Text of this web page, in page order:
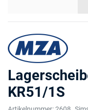
KR51/1S